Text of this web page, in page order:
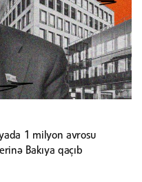
1 milyon avrosu
Bakıya qaçıb